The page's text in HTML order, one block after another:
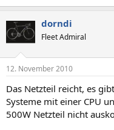
dorndi
Fleet Admiral
12. November 2010
Das Netzteil reicht, es
Systeme mit einer CPU
500W Netzteil nicht